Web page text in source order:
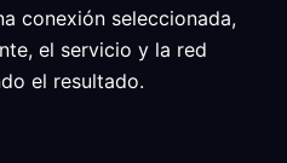
conexión seleccionada,
el servicio y la red
el resultado.